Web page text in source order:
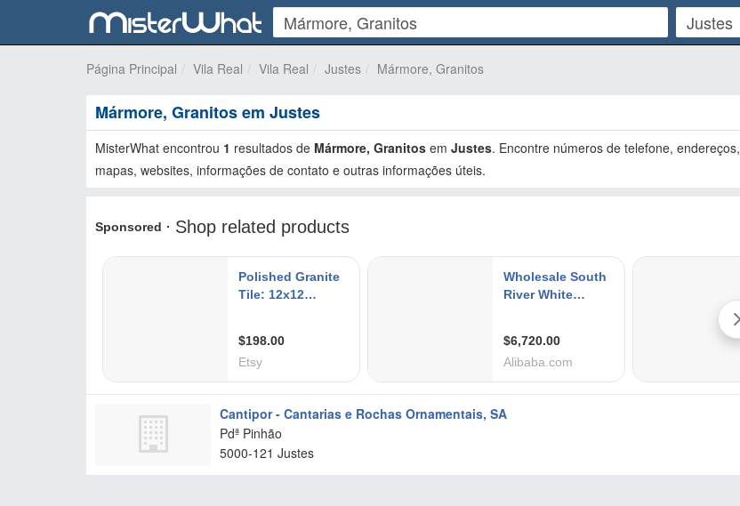
Página Principal Vila Real Vila Real Justes Mármore, Granitos
Mármore, Granitos em Justes
MisterWhat encontrou 1 resultados de Mármore, Granitos em Justes. Encontre números de telefone, endereços,
mapas, websites, informações de contato e outras informações úteis.
Cantipor - Cantarias e Rochas Ornamentais, SA
Pdª Pinhão
5000-121 Justes